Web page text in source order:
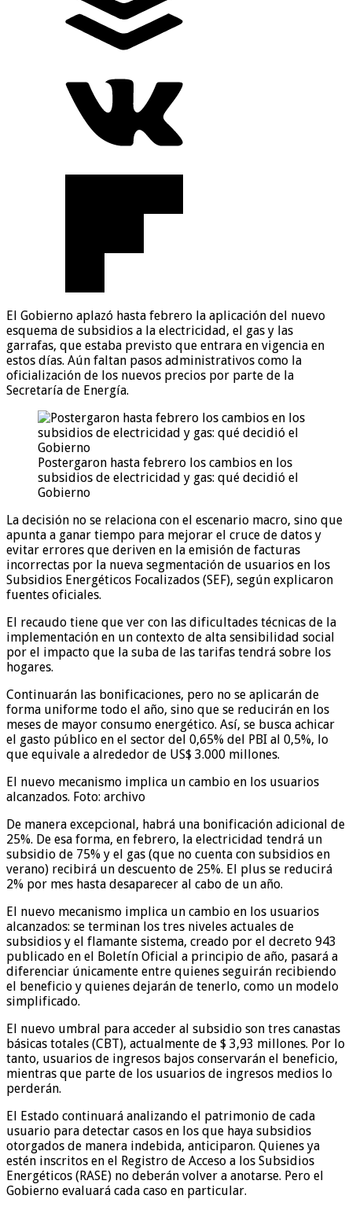
El Gobierno aplazó hasta febrero la aplicación del nuevo
esquema de subsidios a la electricidad, el gas y las
garrafas, que estaba previsto que entrara en vigencia en
estos días. Aún faltan pasos administrativos como la
oficialización de los nuevos precios por parte de la
Secretaría de Energía.
Postergaron hasta febrero los cambios en los
subsidios de electricidad y gas: qué decidió el
Gobierno
La decisión no se relaciona con el escenario macro, sino que
apunta a ganar tiempo para mejorar el cruce de datos y
evitar errores que deriven en la emisión de facturas
incorrectas por la nueva segmentación de usuarios en los
Subsidios Energéticos Focalizados (SEF), según explicaron
fuentes oficiales.
El recaudo tiene que ver con las dificultades técnicas de la
implementación en un contexto de alta sensibilidad social
por el impacto que la suba de las tarifas tendrá sobre los
hogares.
Continuarán las bonificaciones, pero no se aplicarán de
forma uniforme todo el año, sino que se reducirán en los
meses de mayor consumo energético. Así, se busca achicar
el gasto público en el sector del 0,65% del PBI al 0,5%, lo
que equivale a alrededor de US$ 3.000 millones.
El nuevo mecanismo implica un cambio en los usuarios
alcanzados. Foto: archivo
De manera excepcional, habrá una bonificación adicional de
25%. De esa forma, en febrero, la electricidad tendrá un
subsidio de 75% y el gas (que no cuenta con subsidios en
verano) recibirá un descuento de 25%. El plus se reducirá
2% por mes hasta desaparecer al cabo de un año.
El nuevo mecanismo implica un cambio en los usuarios
alcanzados: se terminan los tres niveles actuales de
subsidios y el flamante sistema, creado por el decreto 943
publicado en el Boletín Oficial a principio de año, pasará a
diferenciar únicamente entre quienes seguirán recibiendo
el beneficio y quienes dejarán de tenerlo, como un modelo
simplificado.
El nuevo umbral para acceder al subsidio son tres canastas
básicas totales (CBT), actualmente de $ 3,93 millones. Por lo
tanto, usuarios de ingresos bajos conservarán el beneficio,
mientras que parte de los usuarios de ingresos medios lo
perderán.
El Estado continuará analizando el patrimonio de cada
usuario para detectar casos en los que haya subsidios
otorgados de manera indebida, anticiparon. Quienes ya
estén inscritos en el Registro de Acceso a los Subsidios
Energéticos (RASE) no deberán volver a anotarse. Pero el
Gobierno evaluará cada caso en particular.